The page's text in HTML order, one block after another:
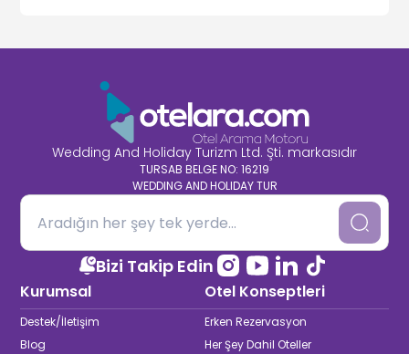
Wedding And Holiday Turizm Ltd. Şti. markasıdır
TURSAB BELGE NO: 16219
WEDDING AND HOLIDAY TUR
Bizi Takip Edin
Kurumsal
Destek/İletişim
Blog
Otel Konseptleri
Erken Rezervasyon
Her Şey Dahil Oteller